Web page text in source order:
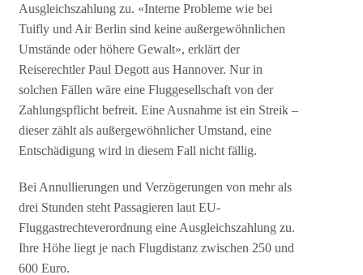
Ausgleichszahlung zu. «Interne Probleme wie bei
Tuifly und Air Berlin sind keine außergewöhnlichen
Umstände oder höhere Gewalt», erklärt der
Reiserechtler Paul Degott aus Hannover. Nur in
solchen Fällen wäre eine Fluggesellschaft von der
Zahlungspflicht befreit. Eine Ausnahme ist ein Streik –
dieser zählt als außergewöhnlicher Umstand, eine
Entschädigung wird in diesem Fall nicht fällig.
Bei Annullierungen und Verzögerungen von mehr als
drei Stunden steht Passagieren laut EU-
Fluggastrechteverordnung eine Ausgleichszahlung zu.
Ihre Höhe liegt je nach Flugdistanz zwischen 250 und
600 Euro.